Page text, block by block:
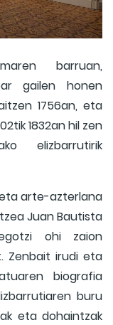
barruan,
gailen honen
1756an, eta
1832an hil zen
elizbarrutirik
arte-azterlana
Juan Bautista
ohi zaion
Zenbait irudi eta
biografia
buru
eta dohaintzak